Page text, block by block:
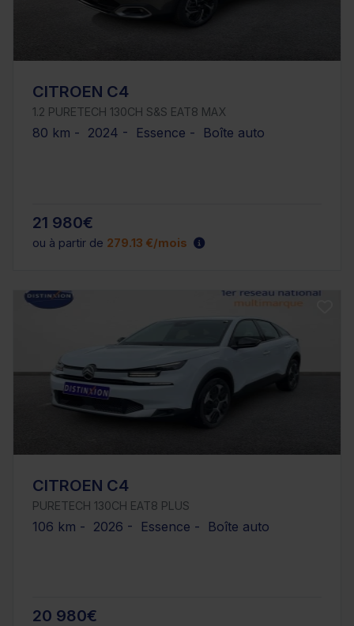
CITROEN C4
1.2 PURETECH 130CH S&S EAT8 MAX
80 km - 2024 - Essence - Boîte auto
21 980€
ou à partir de 279.13 €/mois
CITROEN C4
PURETECH 130CH EAT8 PLUS
106 km - 2026 - Essence - Boîte auto
20 980€